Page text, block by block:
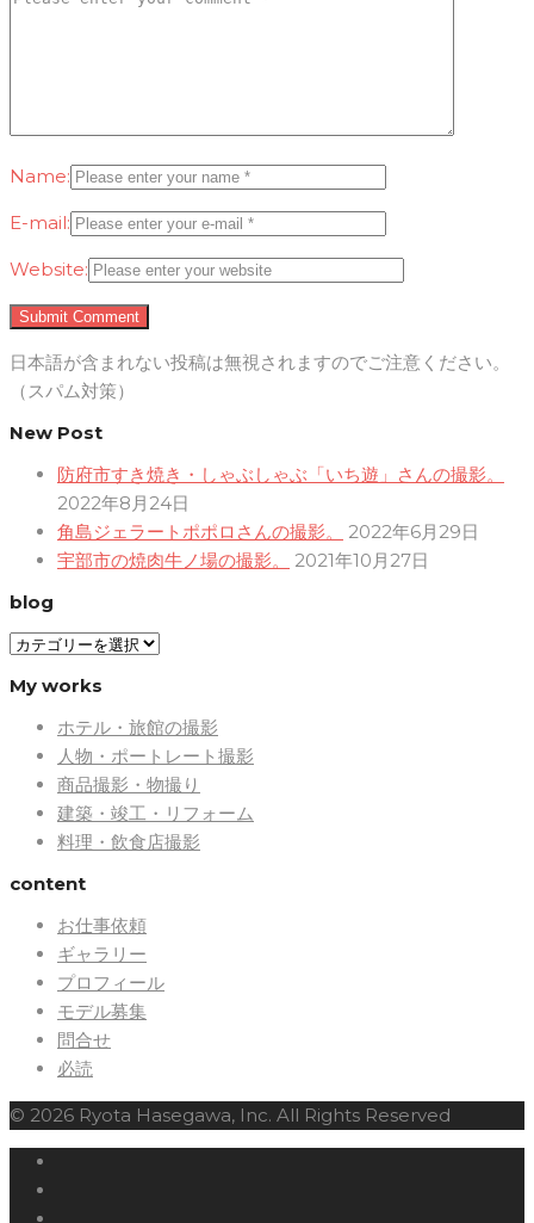
Name:
E-mail:
Website:
日本語が含まれない投稿は無視されますのでご注意ください。
（スパム対策）
New Post
防府市すき焼き・しゃぶしゃぶ「いち遊」さんの撮影。
2022年8月24日
角島ジェラートポポロさんの撮影。
2022年6月29日
宇部市の焼肉牛ノ場の撮影。
2021年10月27日
blog
blog
My works
ホテル・旅館の撮影
人物・ポートレート撮影
商品撮影・物撮り
建築・竣工・リフォーム
料理・飲食店撮影
content
お仕事依頼
ギャラリー
プロフィール
モデル募集
問合せ
必読
© 2026 Ryota Hasegawa, Inc. All Rights Reserved